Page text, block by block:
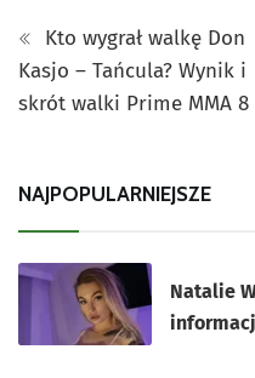
Kto wygrał walkę Don
Kasjo – Tańcula? Wynik i
skrót walki Prime MMA 8
NAJPOPULARNIEJSZE
Natalie